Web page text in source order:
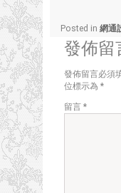
Posted in 網通
發佈留
發佈留言必須
位標示為 *
留言 *